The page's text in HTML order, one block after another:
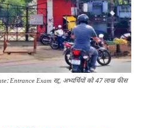
Entrance Exam रद्द, अभ्यर्थियों को 47 लाख फीस